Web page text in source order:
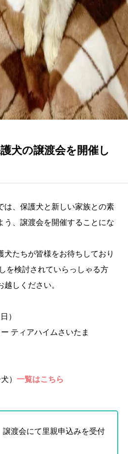
犬の譲渡会を開催し
は、保護犬と新しい家族との素
う、譲渡会を開催することにな
犬たちが皆様をお待ちしており
を検討されていらっしゃる方
しください。
）
ティアハイムさいたま
） 一覧はこちら
渡会にて里親申込みを受付